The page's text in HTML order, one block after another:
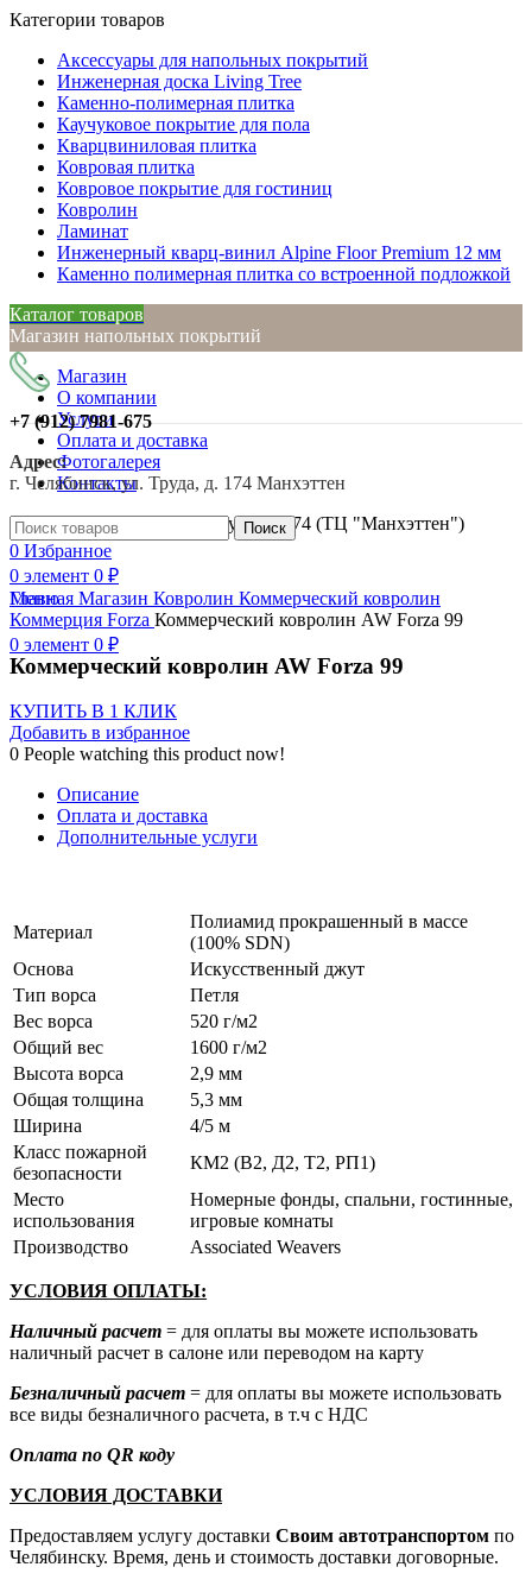
Категории товаров
Аксессуары для напольных покрытий
Инженерная доска Living Tree
Каменно-полимерная плитка
Каучуковое покрытие для пола
Кварцвиниловая плитка
Ковровая плитка
Ковровое покрытие для гостиниц
Ковролин
Ламинат
Инженерный кварц-винил Alpine Floor Premium 12 мм
Каменно полимерная плитка со встроенной подложкой
Каталог товаров
Магазин напольных покрытий
Магазин
О компании
Услуги
Оплата и доставка
Фотогалерея
Контакты
г. Челябинск, ул. Труда, д. 174 (ТЦ "Манхэттен")
+7 (912)7981-675
Адрес:
г. Челябинск, ул. Труда, д. 174 Манхэттен
Поиск
0 Избранное
0 элемент 0 ₽
Меню
0 элемент 0 ₽
Нажмите, чтобы увеличить
Главная Магазин Ковролин Коммерческий ковролин
Коммерция Forza Коммерческий ковролин AW Forza 99
Коммерческий ковролин AW Forza 99
КУПИТЬ В 1 КЛИК
Добавить в избранное
0 People watching this product now!
Описание
Оплата и доставка
Дополнительные услуги
Материал
Полиамид прокрашенный в массе
(100% SDN)
Основа
Искусственный джут
Тип ворса
Петля
Вес ворса
520 г/м2
Общий вес
1600 г/м2
Высота ворса
2,9 мм
Общая толщина
5,3 мм
Ширина
4/5 м
Класс пожарной
безопасности
КМ2 (В2, Д2, Т2, РП1)
Место
использования
Номерные фонды, спальни, гостинные,
игровые комнаты
Производство
Associated Weavers
УСЛОВИЯ ОПЛАТЫ:
Наличный расчет = для оплаты вы можете использовать
наличный расчет в салоне или переводом на карту
Безналичный расчет = для оплаты вы можете использовать
все виды безналичного расчета, в т.ч с НДС
Оплата по QR коду
УСЛОВИЯ ДОСТАВКИ
Предоставляем услугу доставки Своим автотранспортом по
Челябинску. Время, день и стоимость доставки договорные.